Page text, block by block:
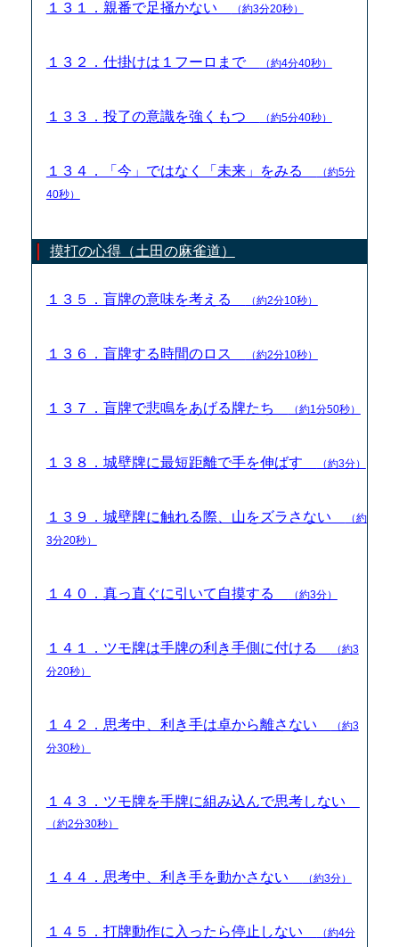
１３１．親番で足掻かない （約3分20秒）
１３２．仕掛けは１フーロまで （約4分40秒）
１３３．投了の意識を強くもつ （約5分40秒）
１３４．「今」ではなく「未来」をみる
（約5分
40秒）
摸打の心得（土田の麻雀道）
１３５．盲牌の意味を考える （約2分10秒）
１３６．盲牌する時間のロス （約2分10秒）
１３７．盲牌で悲鳴をあげる牌たち （約1分50秒）
１３８．城壁牌に最短距離で手を伸ばす （約3分）
１３９．城壁牌に触れる際、山をズラさない
（約
3分20秒）
１４０．真っ直ぐに引いて自摸する （約3分）
１４１．ツモ牌は手牌の利き手側に付ける
（約3
分20秒）
１４２．思考中、利き手は卓から離さない
（約3
分30秒）
１４３．ツモ牌を手牌に組み込んで思考しない
（約2分30秒）
１４４．思考中、利き手を動かさない （約3分）
１４５．打牌動作に入ったら停止しない
（約4分